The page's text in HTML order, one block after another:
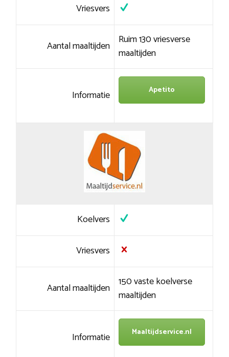
Vriesvers
Aantal maaltijden Ruim 130 vriesverse
maaltijden
Informatie Apetito
Koelvers
Vriesvers
Aantal maaltijden 150 vaste koelverse
maaltijden
Informatie Maaltijdservice.nl